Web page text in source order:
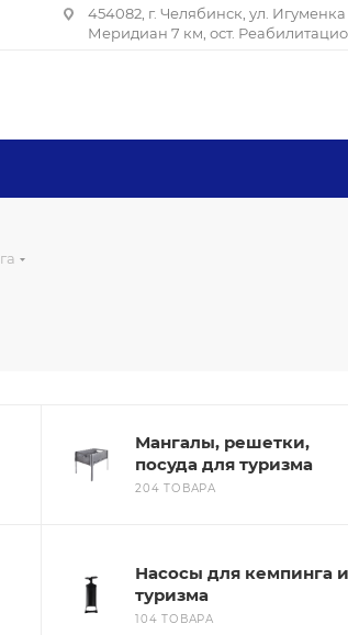
454082, г. Челябинск, ул. Игуменка
Меридиан 7 км, ост.
Мангалы, решетки,
посуда для туризма
204 ТОВАРА
Насосы для кемпинга и
туризма
104 ТОВАРА